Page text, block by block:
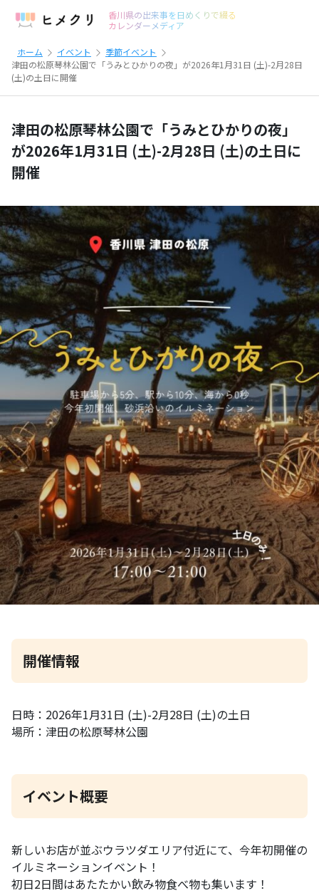
香川県の出来事を日めくりで綴る
カレンダーメディア
ホーム イベント
季節イベント
津田の松原琴林公園で「うみとひかりの夜」が2026年1月31日 (土)-2月28日
(土)の土日に開催
津田の松原琴林公園で「うみとひかりの夜」
が2026年1月31日 (土)-2月28日 (土)の土日に
開催
開催情報
日時：2026年1月31日 (土)-2月28日 (土)の土日
場所：津田の松原琴林公園
イベント概要
新しいお店が並ぶウラツダエリア付近にて、今年初開催の
イルミネーションイベント！
初日2日間はあたたかい飲み物食べ物も集います！